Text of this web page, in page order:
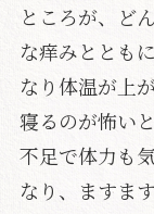
ところが、ど
な痒みととも
なり体温が上
寝るのが怖い
不足で体力も
なり、ますま